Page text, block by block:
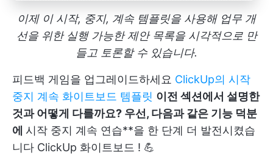
이제 이 시작, 중지, 계속 템플릿을 사용해 업무 개
선을 위한 실행 가능한 제안 목록을 시각적으로 만
들고 토론할 수 있습니다.
피드백 게임을 업그레이드하세요 ClickUp의 시작
중지 계속 화이트보드 템플릿 이전 섹션에서 설명한
것과 어떻게 다를까요? 우선, 다음과 같은 기능 덕분
에 시작 중지 계속 연습**을 한 단계 더 발전시켰습
니다 ClickUp 화이트보드 ! 💪